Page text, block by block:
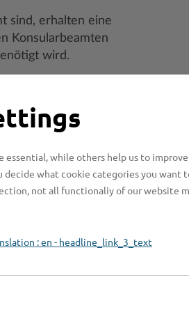
sind, erhalten eine
Konsularbeamten
wird.
essential, while others help us to
what cookie categories you want
not all functionaliy of our website
: en - headline_link_3_text